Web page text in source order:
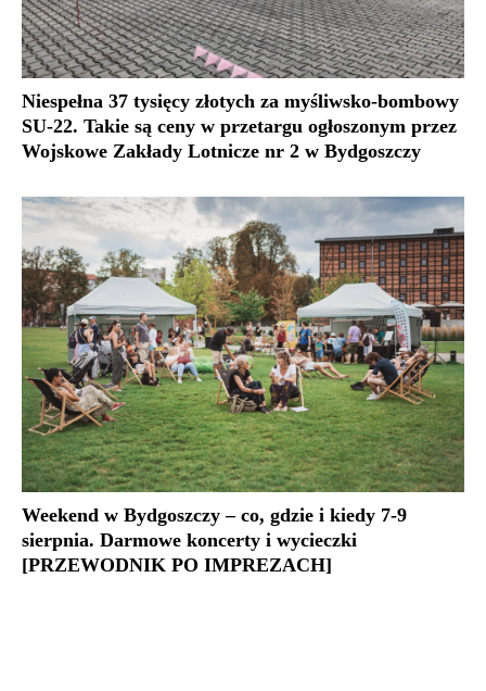
Niespełna 37 tysięcy złotych za myśliwsko-bombowy
SU-22. Takie są ceny w przetargu ogłoszonym przez
Wojskowe Zakłady Lotnicze nr 2 w Bydgoszczy
Weekend w Bydgoszczy – co, gdzie i kiedy 7-9
sierpnia. Darmowe koncerty i wycieczki
[PRZEWODNIK PO IMPREZACH]